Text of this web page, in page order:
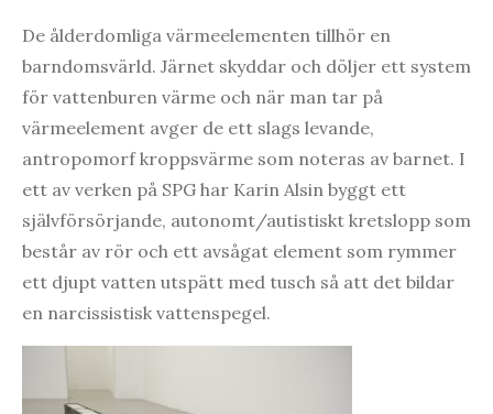
De ålderdomliga värmeelementen tillhör en
barndomsvärld. Järnet skyddar och döljer ett system
för vattenburen värme och när man tar på
värmeelement avger de ett slags levande,
antropomorf kroppsvärme som noteras av barnet. I
ett av verken på SPG har Karin Alsin byggt ett
självförsörjande, autonomt/autistiskt kretslopp som
består av rör och ett avsågat element som rymmer
ett djupt vatten utspätt med tusch så att det bildar
en narcissistisk vattenspegel.